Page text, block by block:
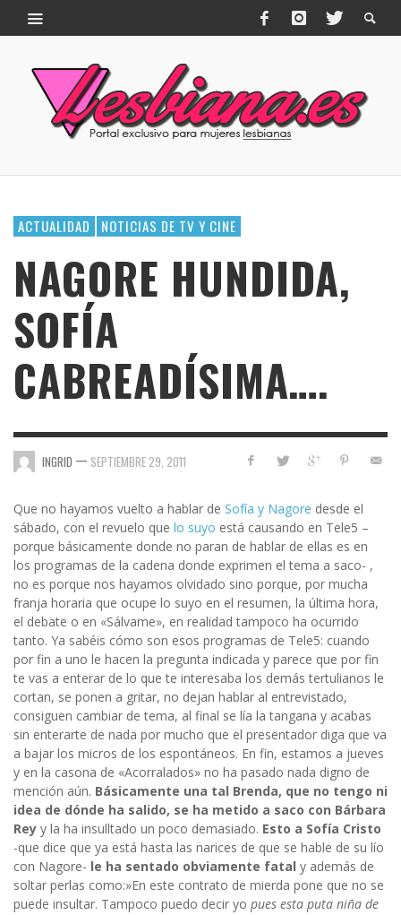
ACTUALIDAD NOTICIAS DE TV Y CINE
NAGORE HUNDIDA,
SOFÍA
CABREADÍSIMA….
INGRID — SEPTIEMBRE 29, 2011
Que no hayamos vuelto a hablar de Sofía y Nagore desde el
sábado, con el revuelo que lo suyo está causando en Tele5 –
porque básicamente donde no paran de hablar de ellas es en
los programas de la cadena donde exprimen el tema a saco- ,
no es porque nos hayamos olvidado sino porque, por mucha
franja horaria que ocupe lo suyo en el resumen, la última hora,
el debate o en «Sálvame», en realidad tampoco ha ocurrido
tanto. Ya sabéis cómo son esos programas de Tele5: cuando
por fin a uno le hacen la pregunta indicada y parece que por fin
te vas a enterar de lo que te interesaba los demás tertulianos le
cortan, se ponen a gritar, no dejan hablar al entrevistado,
consiguen cambiar de tema, al final se lía la tangana y acabas
sin enterarte de nada por mucho que el presentador diga que va
a bajar los micros de los espontáneos. En fin, estamos a jueves
y en la casona de «Acorralados» no ha pasado nada digno de
mención aún. Básicamente una tal Brenda, que no tengo ni
idea de dónde ha salido, se ha metido a saco con Bárbara
Rey y la ha insulltado un poco demasiado. Esto a Sofía Cristo
-que dice que ya está hasta las narices de que se hable de su lío
con Nagore- le ha sentado obviamente fatal y además de
soltar perlas como:»En este contrato de mierda pone que no se
puede insultar. Tampoco puedo decir yo pues esta puta niña de